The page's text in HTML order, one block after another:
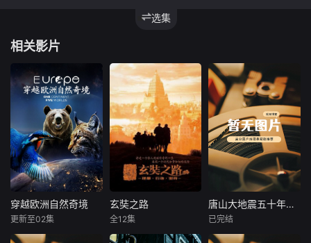
选集
相关影片
穿越欧洲自然奇境
穿越欧洲自然奇境
更新至02集
玄奘之路
玄奘之路
全12集
唐山大地震五十年回望 唐山大地震五十年回望
已完结